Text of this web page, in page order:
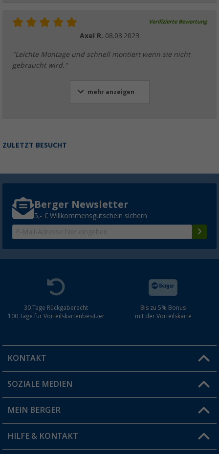
Verifizierte Bewertung
Axel R. 08.03.2023
"Leichte Montage und schnell montiert wenn sie nicht
gebraucht wird."
mehr anzeigen
ZULETZT BESUCHT
Berger Newsletter
5,- € Willkommensgutschein sichern
30 Tage Rückgaberecht
100 Tage für Vorteilskartenbesitzer
Bis zu 5% Bonus
mit der Vorteilskarte
KONTAKT
Du hast eine Frage?
Filiale finden
SOZIALE MEDIEN
MEIN BERGER
Vorteilskarte
HILFE & KONTAKT